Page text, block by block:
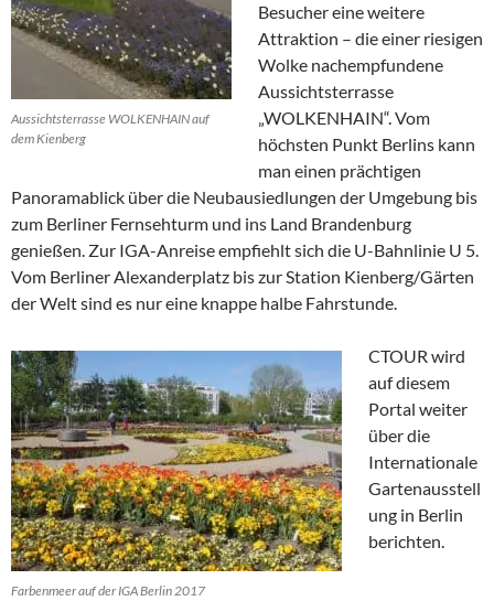
Aussichtsterrasse WOLKENHAIN auf
dem Kienberg
Besucher eine weitere
Attraktion – die einer riesigen
Wolke nachempfundene
Aussichtsterrasse
„WOLKENHAIN“. Vom
höchsten Punkt Berlins kann
man einen prächtigen
Panoramablick über die Neubausiedlungen der Umgebung bis
zum Berliner Fernsehturm und ins Land Brandenburg
genießen. Zur IGA-Anreise empfiehlt sich die U-Bahnlinie U 5.
Vom Berliner Alexanderplatz bis zur Station Kienberg/Gärten
der Welt sind es nur eine knappe halbe Fahrstunde.
Farbenmeer auf der IGA Berlin 2017
CTOUR wird
auf diesem
Portal weiter
über die
Internationale
Gartenausstell
ung in Berlin
berichten.